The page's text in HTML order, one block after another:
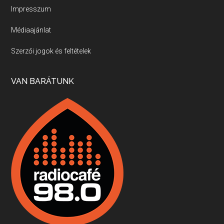
Villány, kékfrankos, Jackfall
Apr 17, 2026 • 00:35:38
Boston, teadélután, bab és homár
Apr 9, 2026 • 00:37:17
Fermentáljunk, a testünk meghálálja!
Apr 3, 2026 • 00:36:07
Impresszum
Médiaajánlat
Szerzői jogok és feltételek
VAN BARÁTUNK